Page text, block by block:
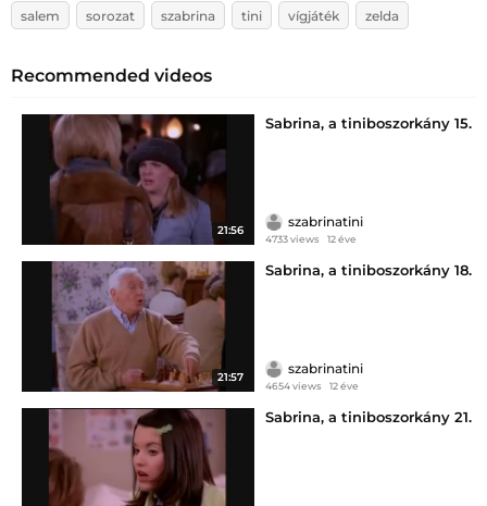
salem
sorozat szabrina tini vígjáték zelda
Recommended videos
21:56
Sabrina, a tiniboszorkány 15.
szabrinatini
4733 views 12 éve
21:57
Sabrina, a tiniboszorkány 18.
szabrinatini
4654 views 12 éve
Sabrina, a tiniboszorkány 21.